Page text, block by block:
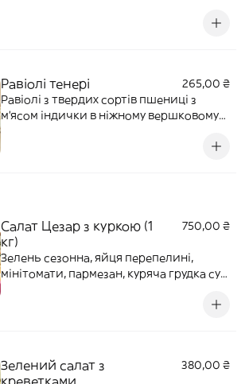
базиліком. Алергени: глютен, лактоза
Равіолі тенері
265,00 ₴
Равіолі з твердих сортів пшениці з
м’ясом індички в ніжному вершковому
Салат Цезар з куркою (1
кг)
750,00 ₴
Зелень сезонна, яйця перепелині,
мінітомати, пармезан, куряча грудка су-
Цезар. Алергени: глютен, лактоза, яйця,
Зелений салат з
креветками
380,00 ₴